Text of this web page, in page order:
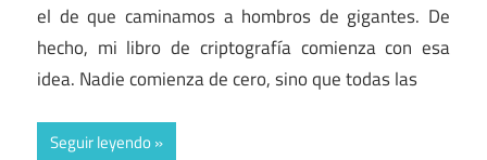
el de que caminamos a hombros de gigantes. De
hecho, mi libro de criptografía comienza con esa
idea. Nadie comienza de cero, sino que todas las
Seguir leyendo